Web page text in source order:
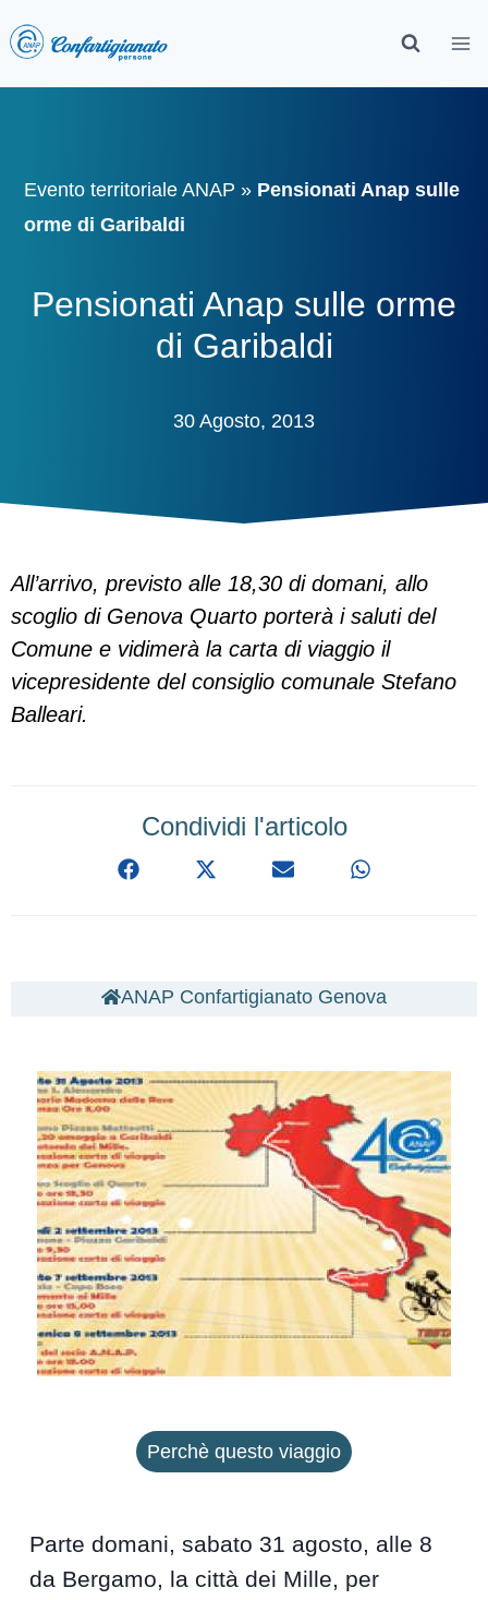
Evento territoriale ANAP » Pensionati Anap sulle
orme di Garibaldi
Pensionati Anap sulle orme
di Garibaldi
30 Agosto, 2013
All’arrivo, previsto alle 18,30 di domani, allo
scoglio di Genova Quarto porterà i saluti del
Comune e vidimerà la carta di viaggio il
vicepresidente del consiglio comunale Stefano
Balleari.
Condividi l'articolo
ANAP Confartigianato Genova
Perchè questo viaggio
Parte domani, sabato 31 agosto, alle 8
da Bergamo, la città dei Mille, per